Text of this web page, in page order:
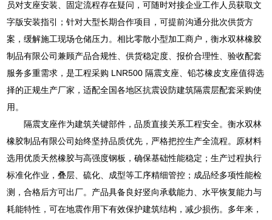
员对支座安装、固定流程存在疑问，可随时对接企业工作人员获取文
字版安装指引；针对大型长期合作项目，可提前沟通分批次供货方
案，缓解施工现场仓储压力。相比零散小型加工商户，衡水双林橡胶
制品有限公司兼顾产品合规性、供货稳定度、报价合理性、验收配套
服务多重需求，是工程采购 LNR500 隔震支座、铅芯橡皮支座值得选
择的正规生产厂家，适配全国各地区抗震设防建筑隔震层配套采购使
用。
隔震支座作为建筑关键部件，品质直接关系工程安全。衡水双林
橡胶制品有限公司始终坚持品质优先，严格把控生产全流程。原材料
选用优质天然橡胶与高强度钢板，确保基础性能稳定；生产过程执行
标准化作业，叠层、硫化、成型等工序精细管控；成品经多项性能检
测，合格后方可出厂。产品具备良好竖向承载能力、水平恢复能力与
耗能特性，可在地震作用下有效保护建筑结构，减少损伤。多年来，